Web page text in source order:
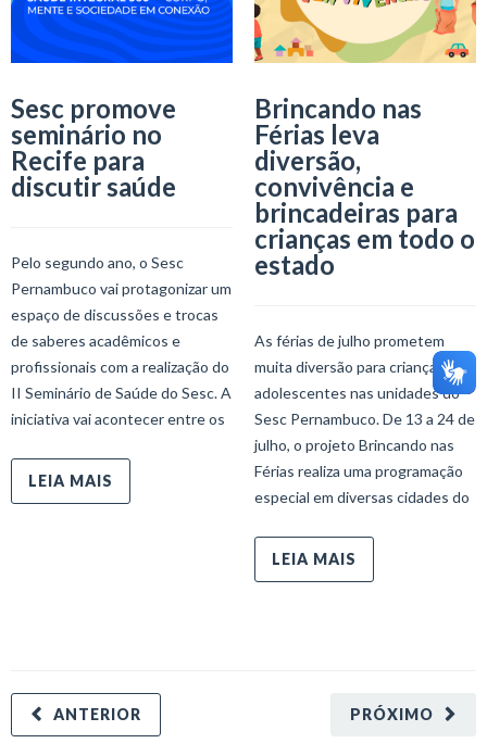
Sesc promove
seminário no
Recife para
discutir saúde
Pelo segundo ano, o Sesc
Pernambuco vai protagonizar um
espaço de discussões e trocas
de saberes acadêmicos e
profissionais com a realização do
II Seminário de Saúde do Sesc. A
iniciativa vai acontecer entre os
LEIA MAIS
Brincando nas
Férias leva
diversão,
convivência e
brincadeiras para
crianças em todo o
estado
As férias de julho prometem
muita diversão para crianças e
adolescentes nas unidades do
Sesc Pernambuco. De 13 a 24 de
julho, o projeto Brincando nas
Férias realiza uma programação
especial em diversas cidades do
LEIA MAIS
PRÓXIMO
ANTERIOR